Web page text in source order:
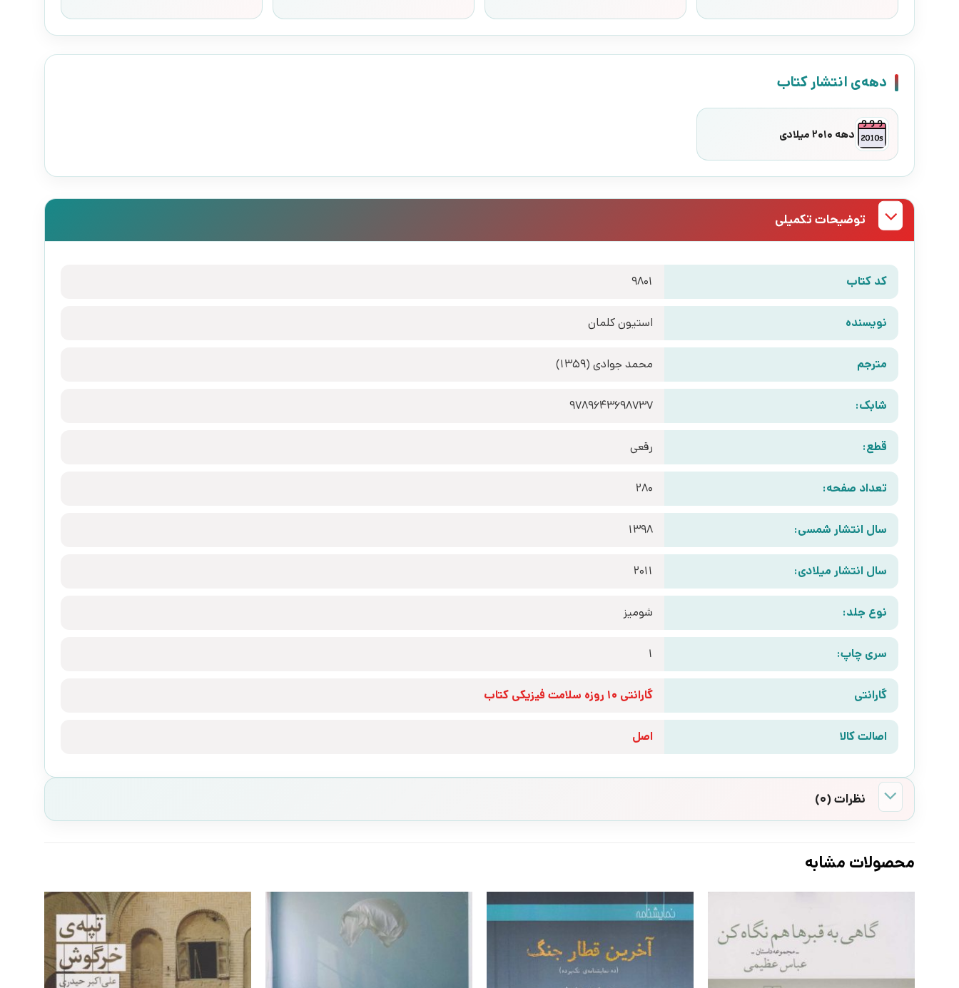
دهه‌ی انتشار کتاب
دهه 2010 میلادی
توضیحات تکمیلی
کد کتاب 9801
نویسنده استیون کلمان
مترجم محمد جوادی (1359)
شابک: 9789643698737
قطع: رقعی
تعداد صفحه: 280
سال انتشار شمسی: 1398
سال انتشار میلادی: 2011
نوع جلد: شومیز
سری چاپ: 1
گارانتی گارانتی 10 روزه سلامت فیزیکی کتاب
اصالت کالا اصل
نظرات (0)
محصولات مشابه